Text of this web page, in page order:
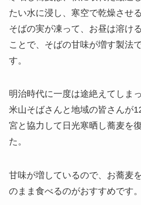
たい水に浸し、寒空で乾燥させ
そばの実が凍って、お昼は溶け
ことで、そばの甘味が増す製法
す。
明治時代に一度は途絶えてしま
米山そばさんと地域の皆さんが
宮と協力して日光寒晒し蕎麦を
た。
甘味が増しているので、お蕎麦
のまま食べるのがおすすめです。